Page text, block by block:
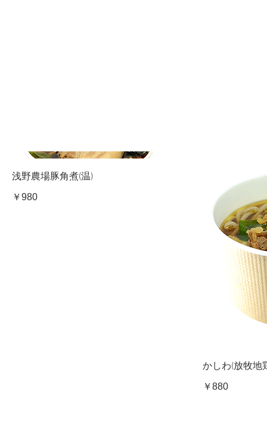
浅野農場豚角煮(温)
￥980
かしわ(放牧地
￥880